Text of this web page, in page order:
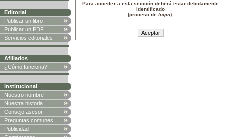
Editorial
Publicar un libro
Publicar un PDF
Servicios editoriales
Afiliados
¿Cómo funciona?
Institucional
Nuestro nombre
Nuestra historia
Consejo asesor
Preguntas comunes
Publicidad
Para acceder a esta sección deberá estar debidamente
identificado
(proceso de login).